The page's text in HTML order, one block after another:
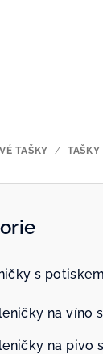
TAŠKY / TAŠKY
s potiskem
na víno
na pivo